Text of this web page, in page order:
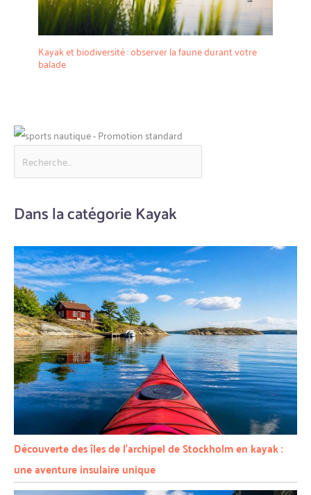
Kayak et biodiversité : observer la faune durant votre
balade
Dans la catégorie Kayak
Découverte des îles de l’archipel de Stockholm en kayak :
une aventure insulaire unique